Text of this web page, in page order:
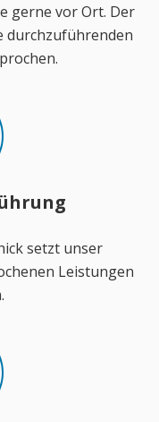
gerne vor Ort. Der
durchzuführenden
setzt unser
Leistungen